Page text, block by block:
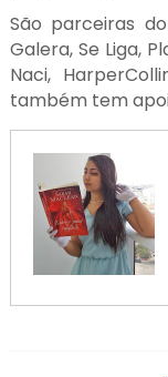
São parceiras
Galera, Se Liga,
Naci,
também tem